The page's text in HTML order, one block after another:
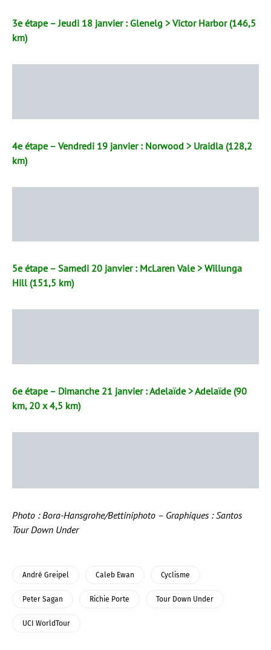
3e étape – Jeudi 18 janvier : Glenelg > Victor Harbor (146,5
km)
4e étape – Vendredi 19 janvier : Norwood > Uraidla (128,2
km)
5e étape – Samedi 20 janvier : McLaren Vale > Willunga
Hill (151,5 km)
6e étape – Dimanche 21 janvier : Adelaïde > Adelaïde (90
km, 20 x 4,5 km)
Photo : Bora-Hansgrohe/Bettiniphoto – Graphiques : Santos
Tour Down Under
André Greipel Caleb Ewan Cyclisme
Peter Sagan Richie Porte Tour Down Under
UCI WorldTour